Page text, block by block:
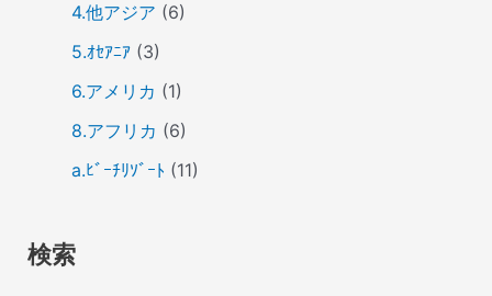
4.他アジア (6)
5.ｵｾｱﾆｱ(3)
6.アメリカ (1)
8.アフリカ (6)
a.ﾋﾞｰﾁﾘｿﾞｰﾄ (11)
検索